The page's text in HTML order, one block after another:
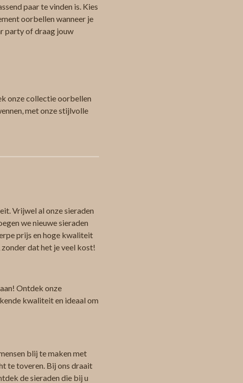
paar te vinden is. Kies
oorbellen wanneer je
party of draag jouw
onze collectie oorbellen
met onze stijlvolle
Vrijwel al onze sieraden
we nieuwe sieraden
prijs en hoge kwaliteit
dat het je veel kost!
aan! Ontdek onze
kwaliteit en ideaal om
blij te maken met
te toveren. Bij ons draait
de sieraden die bij u